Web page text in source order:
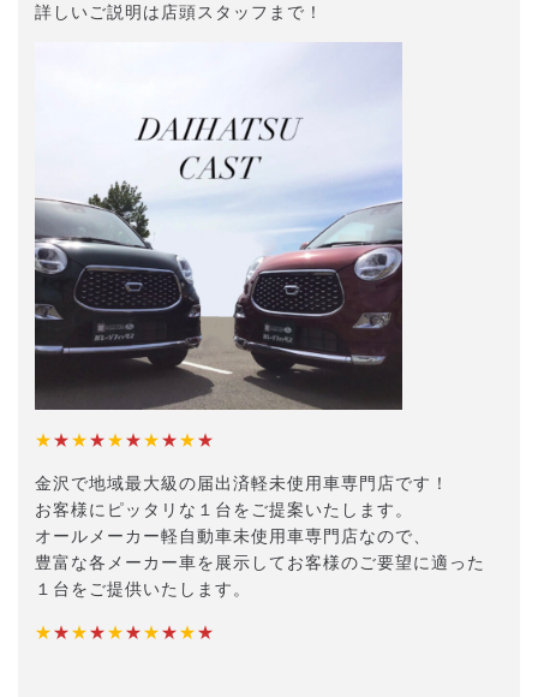
詳しいご説明は店頭スタッフまで！
★★★★★★★★★★
金沢で地域最大級の届出済軽未使用車専門店です！
お客様にピッタリな１台をご提案いたします。
オールメーカー軽自動車未使用車専門店なので、
豊富な各メーカー車を展示してお客様のご要望に適った
１台をご提供いたします。
★★★★★★★★★★